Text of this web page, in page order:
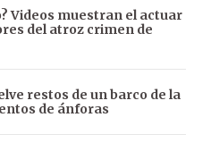
Videos muestran el actuar
del atroz crimen de
restos de un barco de la
de ánforas